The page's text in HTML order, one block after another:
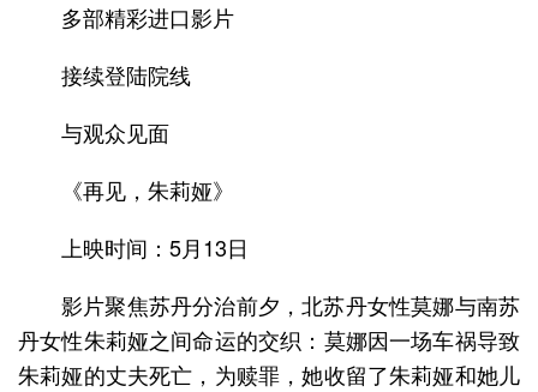
多部精彩进口影⽚
接续登陆院线
与观众见面
《再见，朱莉娅》
上映时间：5月13日
影片聚焦苏丹分治前夕，北苏丹女性莫娜与南苏
丹女性朱莉娅之间命运的交织：莫娜因一场车祸导致
朱莉娅的丈夫死亡，为赎罪，她收留了朱莉娅和她儿